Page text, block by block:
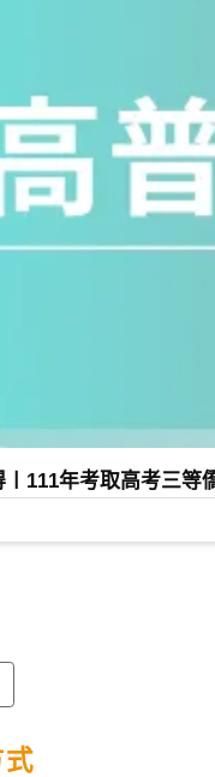
〡111年考取高考三等